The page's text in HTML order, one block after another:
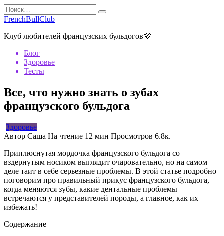
Перейти
к
Search
for:
FrenchBullClub
Клуб любителей французских бульдогов💜
Блог
Здоровье
Тесты
Все, что нужно знать о зубах
французского бульдога
Здоровье
Автор Саша На чтение 12 мин Просмотров 6.8к.
Приплюснутая мордочка французского бульдога со
вздернутым носиком выглядит очаровательно, но на самом
деле таит в себе серьезные проблемы. В этой статье подробно
поговорим про правильный прикус французского бульдога,
когда меняются зубы, какие дентальные проблемы
встречаются у представителей породы, а главное, как их
избежать!
Содержание